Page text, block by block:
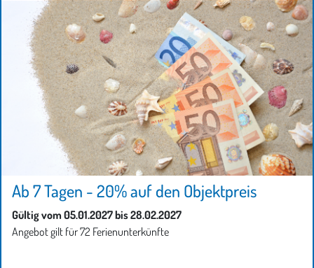
Ab 7 Tagen - 20% auf den Objektpreis
Gültig vom 05.01.2027 bis 28.02.2027
Angebot gilt für 72 Ferienunterkünfte